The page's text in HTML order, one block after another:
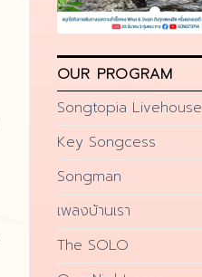
OUR PROGRAM
Songtopia Livehouse
Key Songcess
Songman
เพลงบ้านเรา
The SOLO